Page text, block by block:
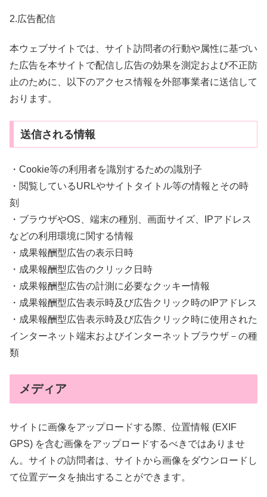
2.広告配信
本ウェブサイトでは、サイト訪問者の行動や属性に基づい
た広告を本サイトで配信し広告の効果を測定および不正防
止のために、以下のアクセス情報を外部事業者に送信して
おります。
送信される情報
・Cookie等の利用者を識別するための識別子
・閲覧しているURLやサイトタイトル等の情報とその時
刻
・ブラウザやOS、端末の種別、画面サイズ、IPアドレス
などの利用環境に関する情報
・成果報酬型広告の表示日時
・成果報酬型広告のクリック日時
・成果報酬型広告の計測に必要なクッキー情報
・成果報酬型広告表示時及び広告クリック時のIPアドレス
・成果報酬型広告表示時及び広告クリック時に使用された
インターネット端末およびインターネットブラウザ－の種
類
メディア
サイトに画像をアップロードする際、位置情報 (EXIF
GPS) を含む画像をアップロードするべきではありませ
ん。サイトの訪問者は、サイトから画像をダウンロードし
て位置データを抽出することができます。